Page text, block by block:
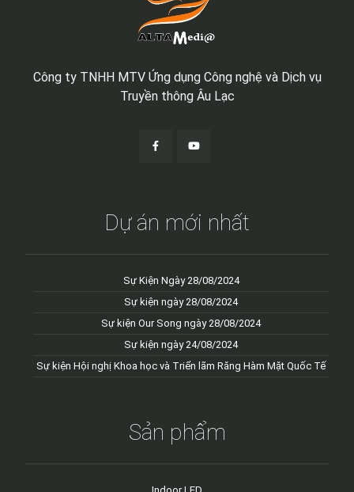
Công ty TNHH MTV Ứng dụng Công nghệ và Dịch vụ
Truyền thông Âu Lạc
Dự án mới nhất
Sự Kiện Ngày 28/08/2024
Sự kiện ngày 28/08/2024
Sự kiện Our Song ngày 28/08/2024
Sự kiện ngày 24/08/2024
Sự kiện Hội nghị Khoa học và Triển lãm Răng Hàm Mặt Quốc Tế
Sản phẩm